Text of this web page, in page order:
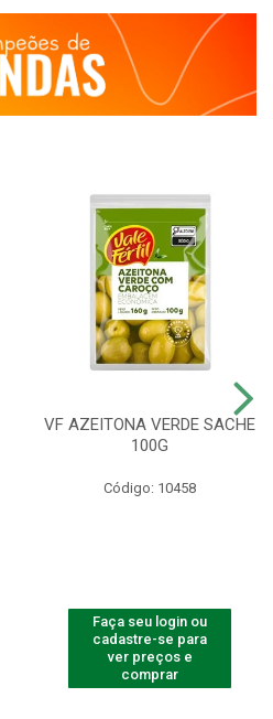
VF AZEITONA VERDE SACHE
100G
Código: 10458
Faça seu login ou
cadastre-se para
ver preços e
comprar